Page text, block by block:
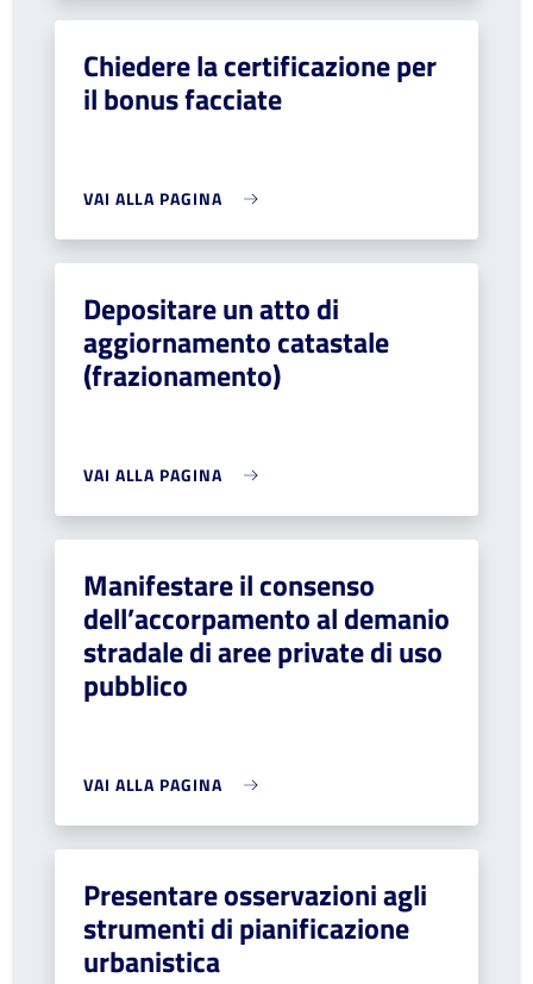
Chiedere la certificazione per
il bonus facciate
VAI ALLA PAGINA
Depositare un atto di
aggiornamento catastale
(frazionamento)
VAI ALLA PAGINA
Manifestare il consenso
dell’accorpamento al demanio
stradale di aree private di uso
pubblico
VAI ALLA PAGINA
Presentare osservazioni agli
strumenti di pianificazione
urbanistica